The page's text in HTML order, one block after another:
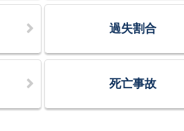
過失割合
死亡事故